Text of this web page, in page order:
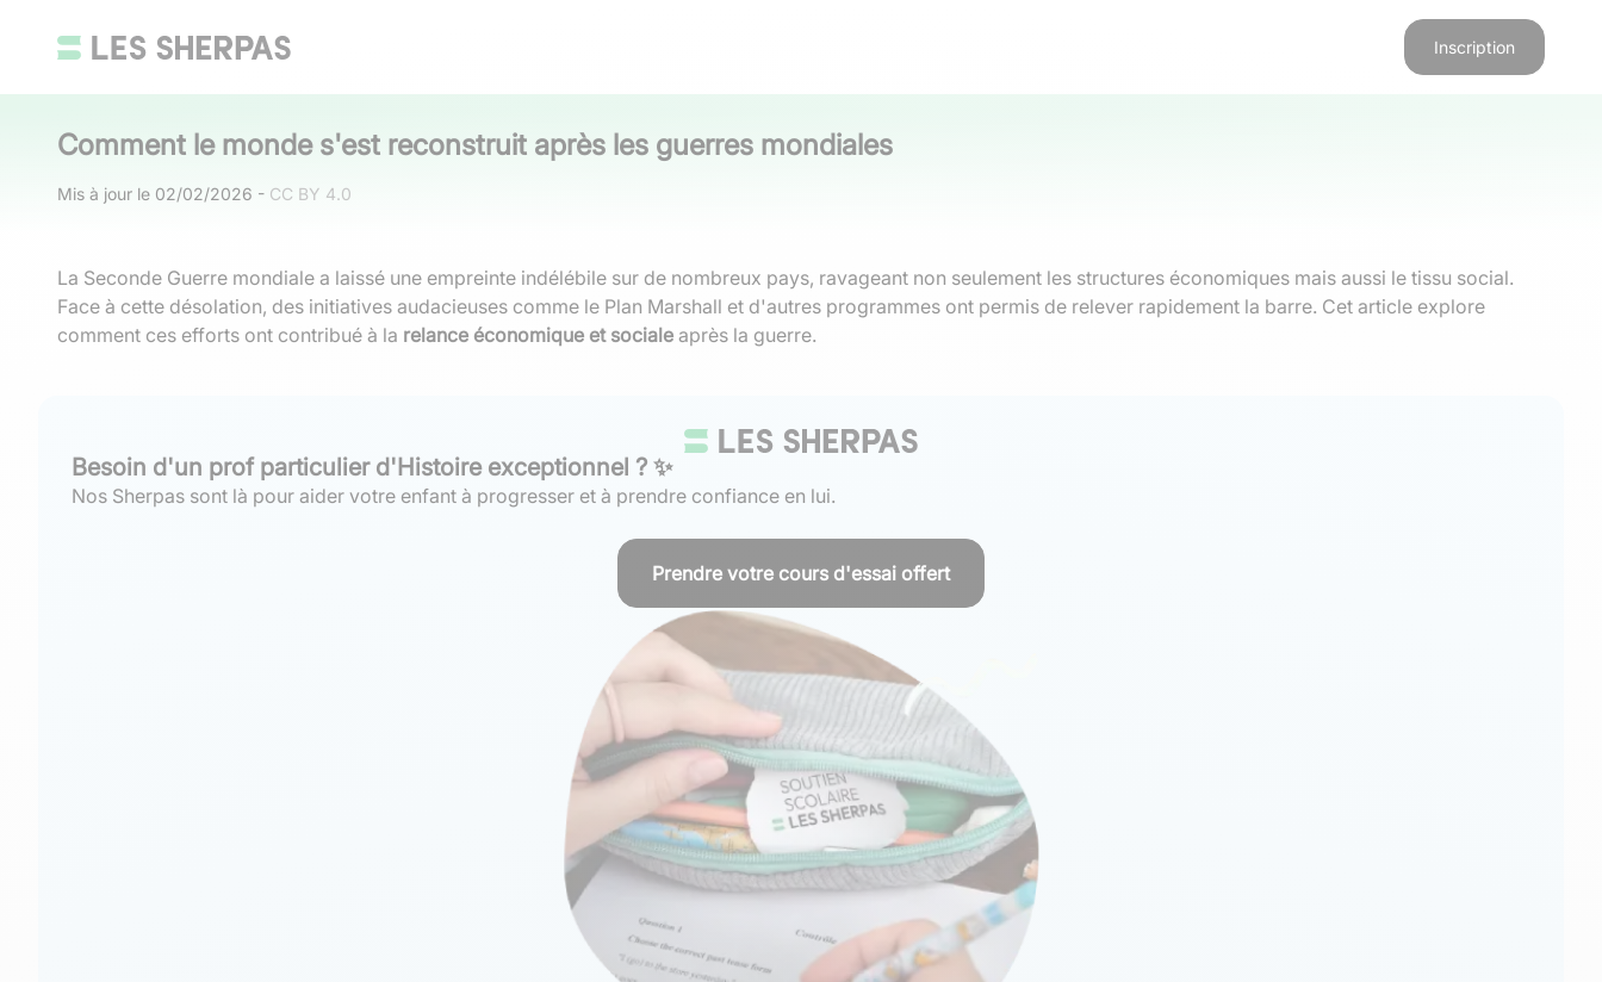
Inscription
Comment le monde s'est reconstruit après les guerres mondiales
Mis à jour le 02/02/2026 - CC BY 4.0
La Seconde Guerre mondiale a laissé une empreinte indélébile sur de nombreux pays, ravageant non seulement les structures économiques mais aussi le tissu social.
Face à cette désolation, des initiatives audacieuses comme le Plan Marshall et d'autres programmes ont permis de relever rapidement la barre. Cet article explore
comment ces efforts ont contribué à la relance économique et sociale après la guerre.
Besoin d'un prof particulier d'Histoire exceptionnel ? ✨
Nos Sherpas sont là pour aider votre enfant à progresser et à prendre confiance en lui.
Prendre votre cours d'essai offert